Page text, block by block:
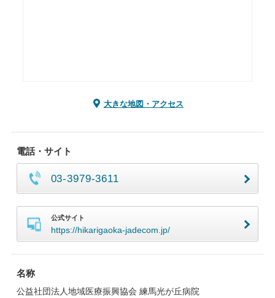
大きな地図・アクセス
電話・サイト
03-3979-3611
公式サイト
https://hikarigaoka-jadecom.jp/
名称
公益社団法人地域医療振興協会 練馬光が丘病院